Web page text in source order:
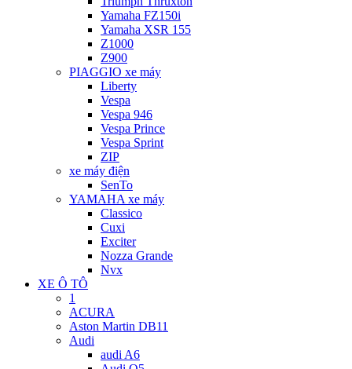
Yamaha FZ150i
Yamaha XSR 155
Z1000
Z900
PIAGGIO xe máy
Liberty
Vespa
Vespa 946
Vespa Prince
Vespa Sprint
ZIP
xe máy điện
SenTo
YAMAHA xe máy
Classico
Cuxi
Exciter
Nozza Grande
Nvx
XE Ô TÔ
1
ACURA
Aston Martin DB11
Audi
audi A6